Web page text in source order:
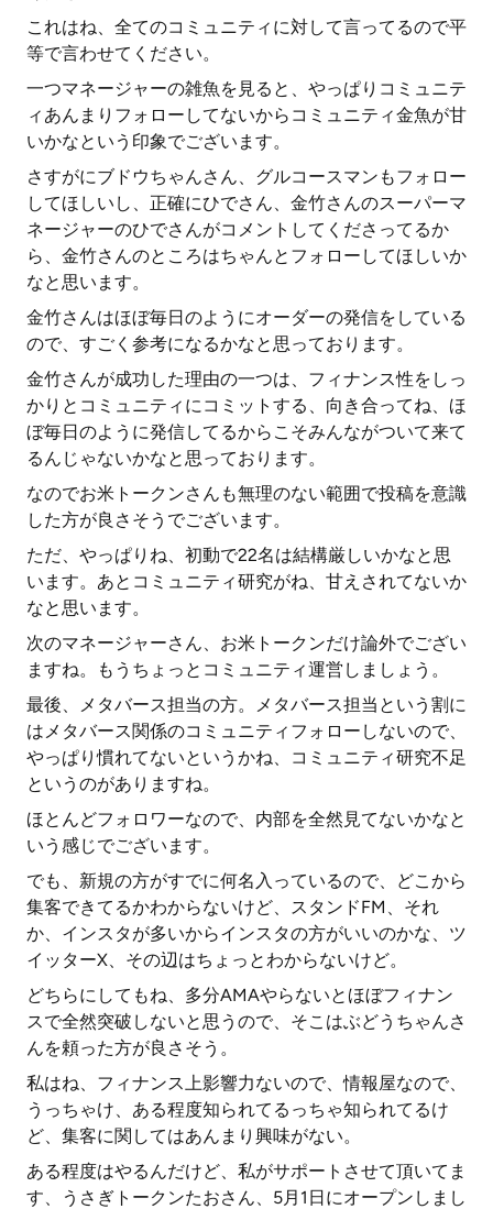
これはね、全てのコミュニティに対して言ってるので平
等で言わせてください。
一つマネージャーの雑魚を見ると、やっぱりコミュニテ
ィあんまりフォローしてないからコミュニティ金魚が甘
いかなという印象でございます。
さすがにブドウちゃんさん、グルコースマンもフォロー
してほしいし、正確にひでさん、金竹さんのスーパーマ
ネージャーのひでさんがコメントしてくださってるか
ら、金竹さんのところはちゃんとフォローしてほしいか
なと思います。
金竹さんはほぼ毎日のようにオーダーの発信をしている
ので、すごく参考になるかなと思っております。
金竹さんが成功した理由の一つは、フィナンス性をしっ
かりとコミュニティにコミットする、向き合ってね、ほ
ぼ毎日のように発信してるからこそみんながついて来て
るんじゃないかなと思っております。
なのでお米トークンさんも無理のない範囲で投稿を意識
した方が良さそうでございます。
ただ、やっぱりね、初動で22名は結構厳しいかなと思
います。あとコミュニティ研究がね、甘えされてないか
なと思います。
次のマネージャーさん、お米トークンだけ論外でござい
ますね。もうちょっとコミュニティ運営しましょう。
最後、メタバース担当の方。メタバース担当という割に
はメタバース関係のコミュニティフォローしないので、
やっぱり慣れてないというかね、コミュニティ研究不足
というのがありますね。
ほとんどフォロワーなので、内部を全然見てないかなと
いう感じでございます。
でも、新規の方がすでに何名入っているので、どこから
集客できてるかわからないけど、スタンドFM、それ
か、インスタが多いからインスタの方がいいのかな、ツ
イッターX、その辺はちょっとわからないけど。
どちらにしてもね、多分AMAやらないとほぼフィナン
スで全然突破しないと思うので、そこはぶどうちゃんさ
んを頼った方が良さそう。
私はね、フィナンス上影響力ないので、情報屋なので、
うっちゃけ、ある程度知られてるっちゃ知られてるけ
ど、集客に関してはあんまり興味がない。
ある程度はやるんだけど、私がサポートさせて頂いてま
す、うさぎトークンたおさん、5月1日にオープンしまし